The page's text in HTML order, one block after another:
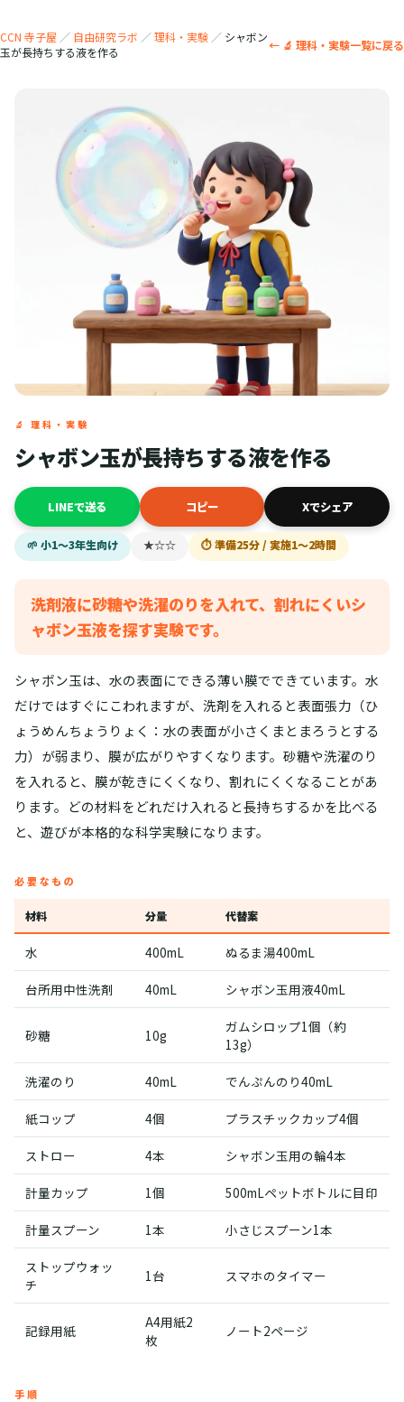
CCN 寺子屋 ／ 自由研究ラボ ／理科・実験 ／ シャボン
玉が長持ちする液を作る
← 🔬 理科・実験一覧に戻る
🔬 理科・実験
シャボン玉が長持ちする液を作る
LINEで送る コピー Xでシェア
🌱 小1〜3年生向け ★☆☆ ⏱ 準備25分 / 実施1〜2時間
洗剤液に砂糖や洗濯のりを入れて、割れにくいシ
ャボン玉液を探す実験です。
シャボン玉は、水の表面にできる薄い膜でできています。水
だけではすぐにこわれますが、洗剤を入れると表面張力（ひ
ょうめんちょうりょく：水の表面が小さくまとまろうとする
力）が弱まり、膜が広がりやすくなります。砂糖や洗濯のり
を入れると、膜が乾きにくくなり、割れにくくなることがあ
ります。どの材料をどれだけ入れると長持ちするかを比べる
と、遊びが本格的な科学実験になります。
必要なもの
材料 分量 代替案
水 400mL ぬるま湯400mL
台所用中性洗剤 40mL シャボン玉用液40mL
砂糖 10g
ガムシロップ1個（約
13g）
洗濯のり 40mL でんぷんのり40mL
紙コップ 4個 プラスチックカップ4個
ストロー 4本 シャボン玉用の輪4本
計量カップ 1個 500mLペットボトルに目印
計量スプーン 1本 小さじスプーン1本
ストップウォッ
チ
1台 スマホのタイマー
記録用紙
A4用紙2
枚
ノート2ページ
手順